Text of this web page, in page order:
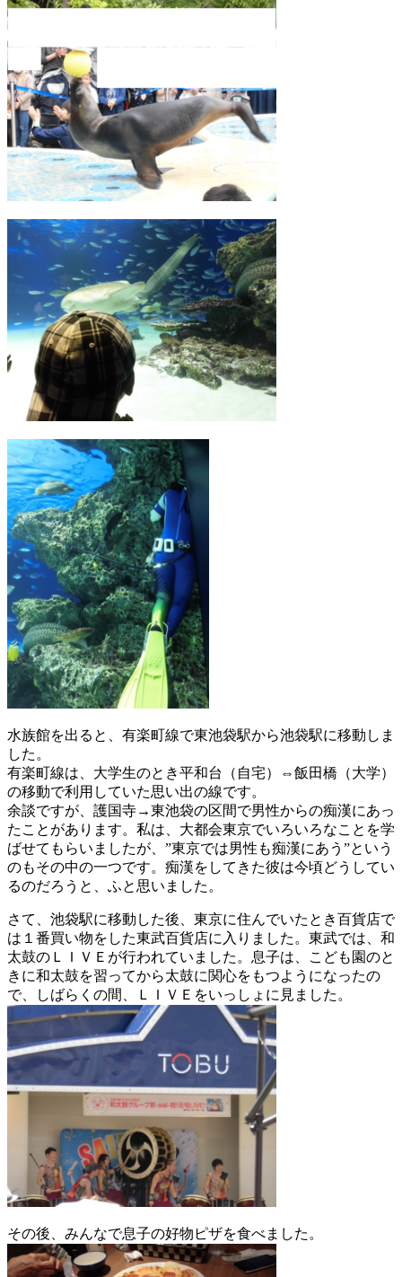
水族館を出ると、有楽町線で東池袋駅から池袋駅に移動しま
した。
有楽町線は、大学生のとき平和台（自宅）⇔飯田橋（大学）
の移動で利用していた思い出の線です。
余談ですが、護国寺→東池袋の区間で男性からの痴漢にあっ
たことがあります。私は、大都会東京でいろいろなことを学
ばせてもらいましたが、”東京では男性も痴漢にあう”という
のもその中の一つです。痴漢をしてきた彼は今頃どうしてい
るのだろうと、ふと思いました。
さて、池袋駅に移動した後、東京に住んでいたとき百貨店で
は１番買い物をした東武百貨店に入りました。東武では、和
太鼓のＬＩＶＥが行われていました。息子は、こども園のと
きに和太鼓を習ってから太鼓に関心をもつようになったの
で、しばらくの間、ＬＩＶＥをいっしょに見ました。
その後、みんなで息子の好物ピザを食べました。